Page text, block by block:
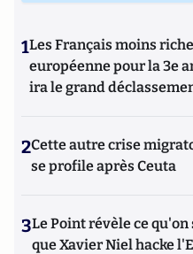
1Les Français moins
européenne pour la 3e
ira le grand
2Cette autre crise
se profile après Ceuta
3Le Point révèle ce
que Xavier Niel hacke